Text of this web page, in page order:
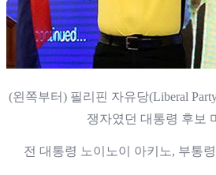
(왼쪽부터) 필리핀 자유당(Liberal
쟁자였던 대통령 후보
전 대통령 노이노이 아키노, 부통